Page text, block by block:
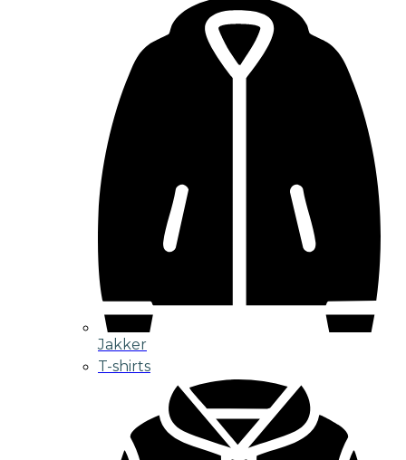
Jakker
T-shirts